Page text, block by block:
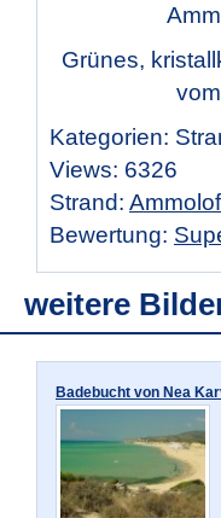
Grünes,
Kategorien:
Views: 6326
Strand:
Bewertung:
weitere
Badebucht von Nea